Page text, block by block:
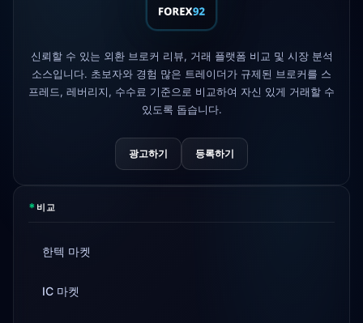
FP Markets— 신규 무수수료 계좌
AvaTrade규제 라이선스 상실 3d
Tickmill출금 속도 24시간으로 단축 4d
신뢰할 수 있는 외환 브로커 리뷰, 거래 플랫폼 비교 및 시장 분석
소스입니다. 초보자와 경험 많은 트레이더가 규제된 브로커를 스
프레드, 레버리지, 수수료 기준으로 비교하여 자신 있게 거래할 수
있도록 돕습니다.
광고하기 등록하기
* 비교
한텍 마켓
IC 마켓